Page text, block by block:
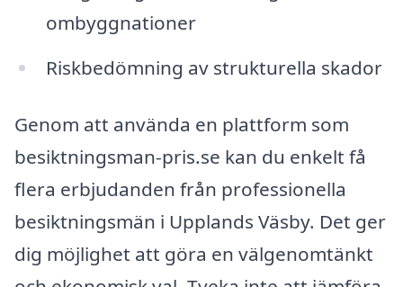
ombyggnationer
Riskbedömning av strukturella skador
Genom att använda en plattform som
besiktningsman-pris.se kan du enkelt få
flera erbjudanden från professionella
besiktningsmän i Upplands Väsby. Det ger
dig möjlighet att göra en välgenomtänkt